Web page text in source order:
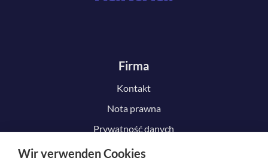
Firma
Kontakt
Nota prawna
Prywatność danych
Praca
Wir verwenden Cookies